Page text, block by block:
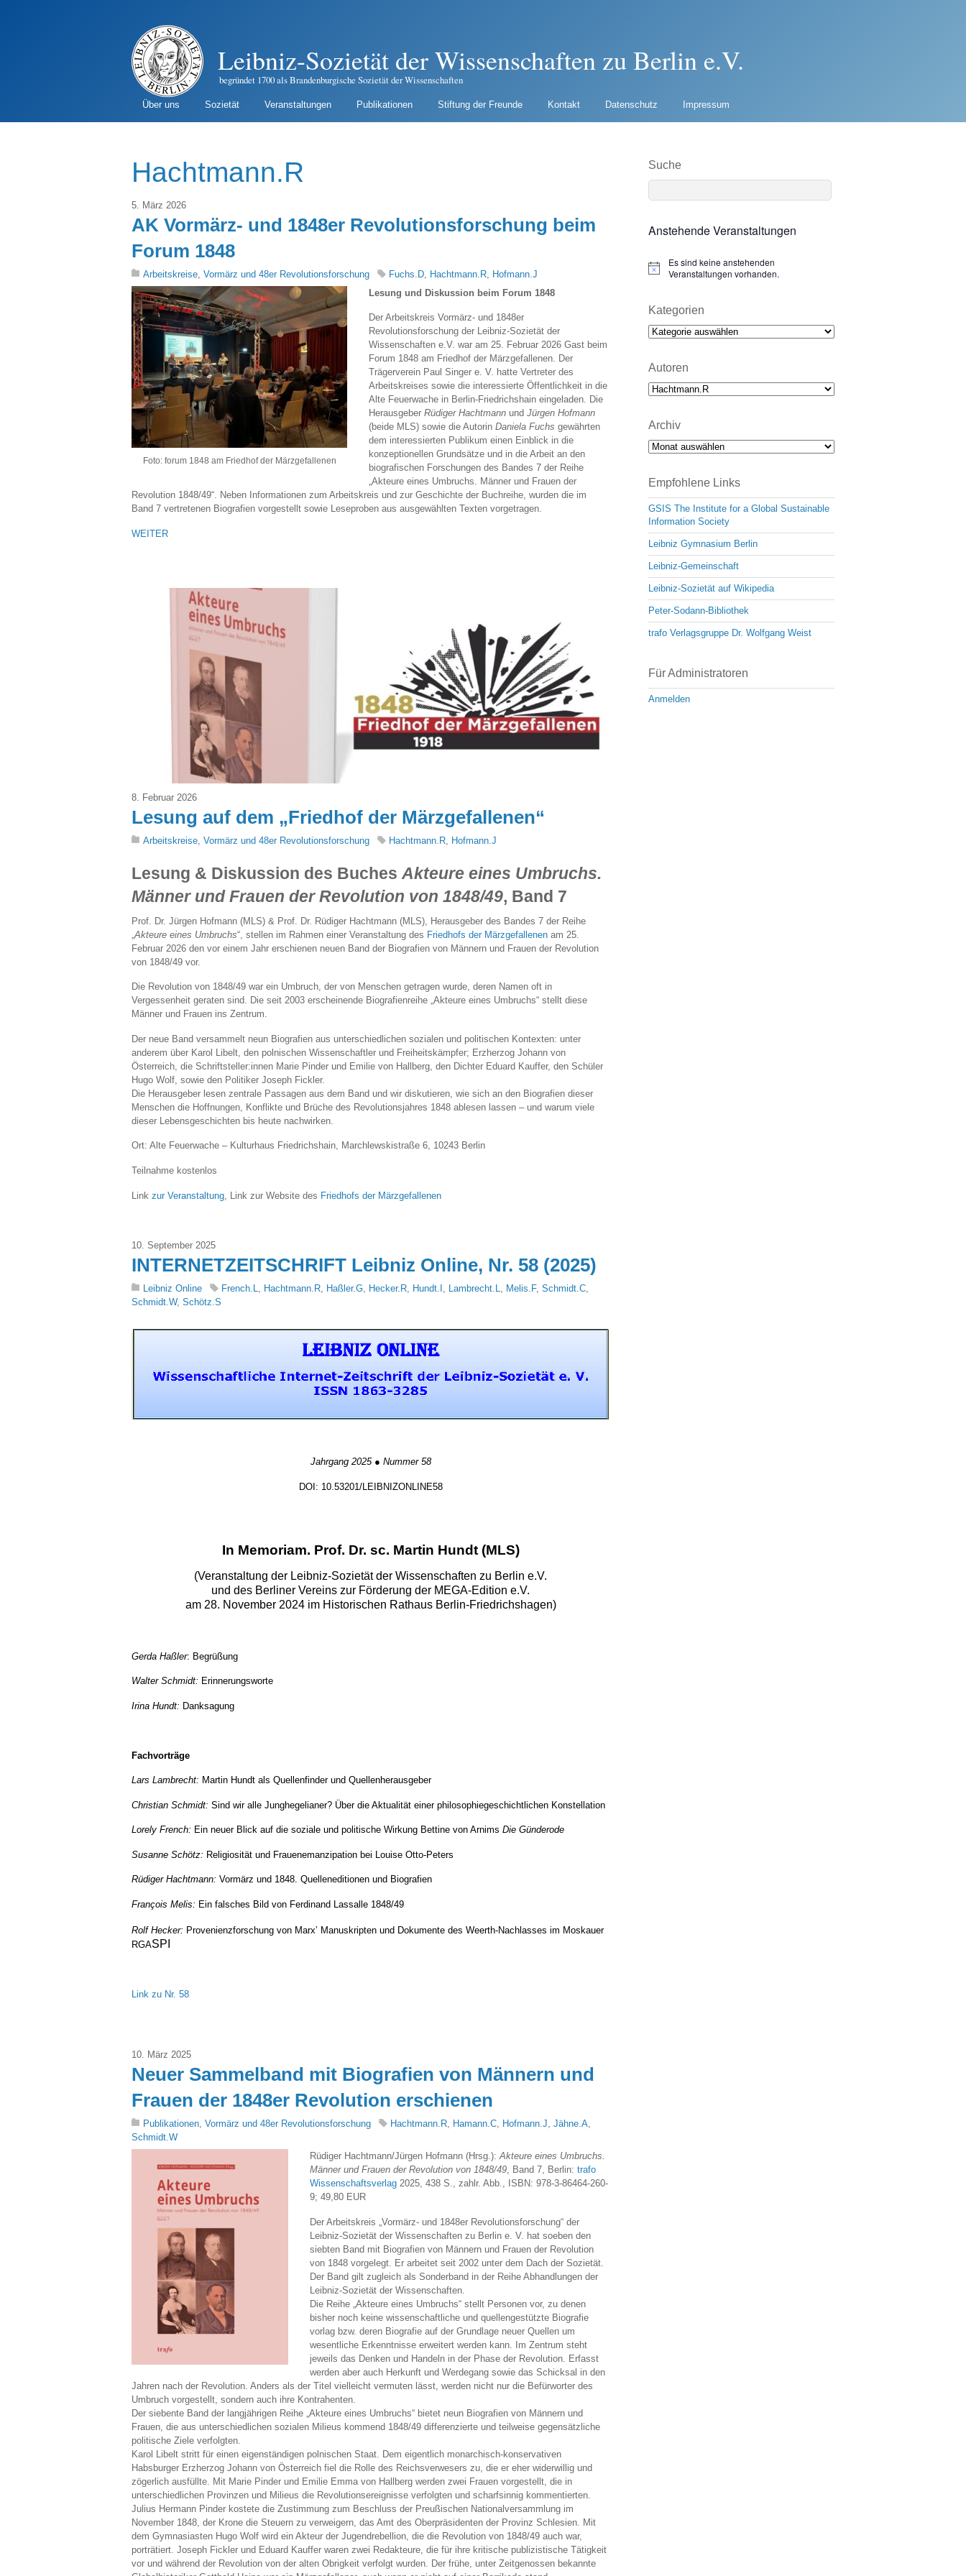
Leibniz-Sozietät der Wissenschaften zu Berlin e.V.
begründet 1700 als Brandenburgische Sozietät der Wissenschaften
Über uns Sozietät Veranstaltungen Publikationen Stiftung der Freunde Kontakt Datenschutz Impressum
Hachtmann.R
5. März 2026
AK Vormärz- und 1848er Revolutionsforschung beim
Forum 1848
Arbeitskreise Vormärz und 48er Revolutionsforschung Fuchs.D Hachtmann.R Hofmann.J
Foto: forum 1848 am Friedhof der Märzgefallenen
Lesung und Diskussion beim Forum 1848
Der Arbeitskreis Vormärz- und 1848er
Revolutionsforschung der Leibniz-Sozietät der
Wissenschaften e.V. war am 25. Februar 2026 Gast beim
Forum 1848 am Friedhof der Märzgefallenen. Der
Trägerverein Paul Singer e. V. hatte Vertreter des
Arbeitskreises sowie die interessierte Öffentlichkeit in die
Alte Feuerwache in Berlin-Friedrichshain eingeladen. Die
Herausgeber Rüdiger Hachtmann und Jürgen Hofmann
(beide MLS) sowie die Autorin Daniela Fuchs gewährten
dem interessierten Publikum einen Einblick in die
konzeptionellen Grundsätze und in die Arbeit an den
biografischen Forschungen des Bandes 7 der Reihe
„Akteure eines Umbruchs. Männer und Frauen der
Revolution 1848/49“. Neben Informationen zum Arbeitskreis und zur Geschichte der Buchreihe, wurden die im
Band 7 vertretenen Biografien vorgestellt sowie Leseproben aus ausgewählten Texten vorgetragen.
WEITER
8. Februar 2026
Lesung auf dem „Friedhof der Märzgefallenen“
Arbeitskreise Vormärz und 48er Revolutionsforschung Hachtmann.R Hofmann.J
Lesung & Diskussion des Buches Akteure eines Umbruchs.
Männer und Frauen der Revolution von 1848/49, Band 7
Prof. Dr. Jürgen Hofmann (MLS) & Prof. Dr. Rüdiger Hachtmann (MLS), Herausgeber des Bandes 7 der Reihe
Akteure eines Umbruchs“, stellen im Rahmen einer Veranstaltung des Friedhofs der Märzgefallenen am 25.
Februar 2026 den vor einem Jahr erschienen neuen Band der Biografien von Männern und Frauen der Revolution
von 1848/49 vor.
Die Revolution von 1848/49 war ein Umbruch, der von Menschen getragen wurde, deren Namen oft in
Vergessenheit geraten sind. Die seit 2003 erscheinende Biografienreihe „Akteure eines Umbruchs“ stellt diese
Männer und Frauen ins Zentrum.
Der neue Band versammelt neun Biografien aus unterschiedlichen sozialen und politischen Kontexten: unter
anderem über Karol Libelt, den polnischen Wissenschaftler und Freiheitskämpfer; Erzherzog Johann von
Österreich, die Schriftsteller:innen Marie Pinder und Emilie von Hallberg, den Dichter Eduard Kauffer, den Schüler
Hugo Wolf, sowie den Politiker Joseph Fickler.
Die Herausgeber lesen zentrale Passagen aus dem Band und wir diskutieren, wie sich an den Biografien dieser
Menschen die Hoffnungen, Konflikte und Brüche des Revolutionsjahres 1848 ablesen lassen – und warum viele
dieser Lebensgeschichten bis heute nachwirken.
Ort: Alte Feuerwache – Kulturhaus Friedrichshain, Marchlewskistraße 6, 10243 Berlin
Teilnahme kostenlos
Link zur Veranstaltung , Link zur Website des Friedhofs der Märzgefallenen
10. September 2025
INTERNETZEITSCHRIFT Leibniz Online, Nr. 58 (2025)
Leibniz Online French.L Hachtmann.R Haßler.G Hecker.R Hundt.I Lambrecht.L Melis.F, Schmidt.C
Schmidt.W, Schötz.S
Jahrgang 2025 ● Nummer 58
DOI: 10.53201/LEIBNIZONLINE58
In Memoriam. Prof. Dr. sc. Martin Hundt (MLS)
(Veranstaltung der Leibniz-Sozietät der Wissenschaften zu Berlin e.V.
und des Berliner Vereins zur Förderung der MEGA-Edition e.V.
am 28. November 2024 im Historischen Rathaus Berlin-Friedrichshagen)
Gerda Haßler: Begrüßung
Walter Schmidt: Erinnerungsworte
Irina Hundt: Danksagung
Fachvorträge
Lars Lambrecht: Martin Hundt als Quellenfinder und Quellenherausgeber
Christian Schmidt: Sind wir alle Junghegelianer? Über die Aktualität einer philosophiegeschichtlichen Konstellation
Lorely French: Ein neuer Blick auf die soziale und politische Wirkung Bettine von Arnims Die Günderode
Susanne Schötz: Religiosität und Frauenemanzipation bei Louise Otto-Peters
Rüdiger Hachtmann: Vormärz und 1848. Quelleneditionen und Biografien
François Melis: Ein falsches Bild von Ferdinand Lassalle 1848/49
Rolf Hecker: Provenienzforschung von Marx’ Manuskripten und Dokumente des Weerth-Nachlasses im Moskauer
RGASPI
Link zu Nr. 58
10. März 2025
Neuer Sammelband mit Biografien von Männern und
Frauen der 1848er Revolution erschienen
Publikationen, Vormärz und 48er Revolutionsforschung Hachtmann.R, Hamann.C, Hofmann.J, Jähne.A,
Schmidt.W
Rüdiger Hachtmann/Jürgen Hofmann (Hrsg.):Akteure eines Umbruchs.
Männer und Frauen der Revolution von 1848/49, Band 7, Berlin: trafo
Wissenschaftsverlag 2025, 438 S., zahlr. Abb., ISBN: 978-3-86464-260-
9; 49,80 EUR
Der Arbeitskreis „Vormärz- und 1848er Revolutionsforschung“ der
Leibniz-Sozietät der Wissenschaften zu Berlin e. V. hat soeben den
siebten Band mit Biografien von Männern und Frauen der Revolution
von 1848 vorgelegt. Er arbeitet seit 2002 unter dem Dach der Sozietät.
Der Band gilt zugleich als Sonderband in der Reihe Abhandlungen der
Leibniz-Sozietät der Wissenschaften.
Die Reihe „Akteure eines Umbruchs“ stellt Personen vor, zu denen
bisher noch keine wissenschaftliche und quellengestützte Biografie
vorlag bzw. deren Biografie auf der Grundlage neuer Quellen um
wesentliche Erkenntnisse erweitert werden kann. Im Zentrum steht
jeweils das Denken und Handeln in der Phase der Revolution. Erfasst
werden aber auch Herkunft und Werdegang sowie das Schicksal in den
Jahren nach der Revolution. Anders als der Titel vielleicht vermuten lässt, werden nicht nur die Befürworter des
Umbruch vorgestellt, sondern auch ihre Kontrahenten.
Der siebente Band der langjährigen Reihe „Akteure eines Umbruchs“ bietet neun Biografien von Männern und
Frauen, die aus unterschiedlichen sozialen Milieus kommend 1848/49 differenzierte und teilweise gegensätzliche
politische Ziele verfolgten.
Karol Libelt stritt für einen eigenständigen polnischen Staat. Dem eigentlich monarchisch-konservativen
Habsburger Erzherzog Johann von Österreich fiel die Rolle des Reichsverwesers zu, die er eher widerwillig und
zögerlich ausfüllte. Mit Marie Pinder und Emilie Emma von Hallberg werden zwei Frauen vorgestellt, die in
unterschiedlichen Provinzen und Milieus die Revolutionsereignisse verfolgten und scharfsinnig kommentierten.
Julius Hermann Pinder kostete die Zustimmung zum Beschluss der Preußischen Nationalversammlung im
November 1848, der Krone die Steuern zu verweigern, das Amt des Oberpräsidenten der Provinz Schlesien. Mit
dem Gymnasiasten Hugo Wolf wird ein Akteur der Jugendrebellion, die die Revolution von 1848/49 auch war,
porträtiert. Joseph Fickler und Eduard Kauffer waren zwei Redakteure, die für ihre kritische publizistische Tätigkeit
vor und während der Revolution von der alten Obrigkeit verfolgt wurden. Der frühe, unter Zeitgenossen bekannte
Suche
Anstehende Veranstaltungen
N
i
c
e
Es sind keine anstehenden
Veranstaltungen vorhanden.
Kategorien
Kategorien
Autoren
Archiv
Archiv
Empfohlene Links
GSIS The Institute for a Global Sustainable
Information Society
Leibniz Gymnasium Berlin
Leibniz-Gemeinschaft
Leibniz-Sozietät auf Wikipedia
Peter-Sodann-Bibliothek
trafo Verlagsgruppe Dr. Wolfgang Weist
Für Administratoren
Anmelden